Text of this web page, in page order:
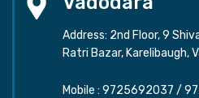
Address: 2nd Floor, 9
Ratri Bazar, Karelibaugh,
Mobile : 9725692037 /